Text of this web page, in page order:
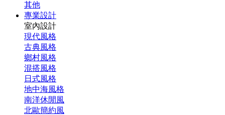
其他
專業設計
室內設計
現代風格
古典風格
鄉村風格
混搭風格
日式風格
地中海風格
南洋休閒風
北歐簡約風